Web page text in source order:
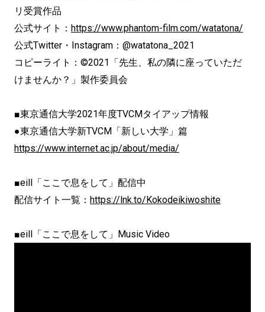
リ受賞作品
公式サイト： https://www.phantom-film.com/watatona/
公式Twitter・Instagram：@watatona_2021
コピーライト：©2021「先生、私の隣に座っていただ
けませんか？」製作委員会
■東京通信大学2021年度TVCMタイアップ情報
●東京通信大学新TVCM「新しい大学」篇
https://www.internet.ac.jp/about/media/
■eill「ここで息をして」配信中
配信サイト一覧： https://lnk.to/Kokodeikiwoshite
■eill「ここで息をして」Music Video